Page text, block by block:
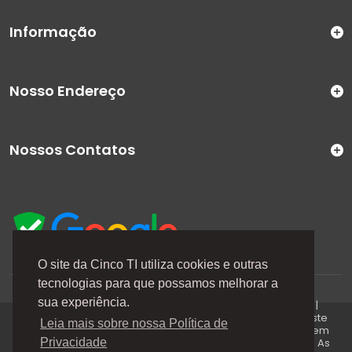
O site da Cinco TI utiliza cookies e outras
tecnologias para que possamos melhorar a
sua experiência.
Leia mais sobre nossa Política de
Privacidade
Informação
A Cinco TI (5TI) é uma marca registrada de CINCO TI
COMERCIO E SERVICOS LTDA | CNPJ: 08.307.867/0001-04 |
Todos os direitos reservados. Os preços anunciados neste
site ou via e-mails promocionais podem ser alterados sem
prévio aviso. A 5TI não é responsável por erros descritos. As
Nosso Endereço
Nossos Contatos